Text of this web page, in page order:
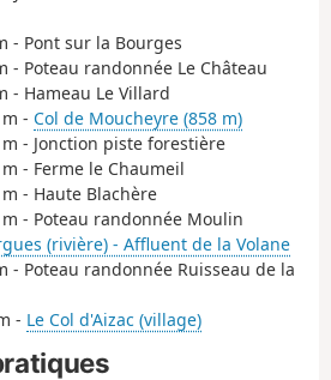
- Pont sur la Bourges
- Poteau randonnée Le Château
- Hameau Le Villard
- Col de Moucheyre (858 m)
- Jonction piste forestière
- Ferme le Chaumeil
- Haute Blachère
- Poteau randonnée Moulin
(rivière) - Affluent de la Volane
- Poteau randonnée Ruisseau de la
- Le Col d'Aizac (village)